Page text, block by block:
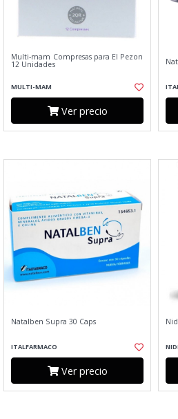
Multi-mam Compresas para El Pezon
12 Unidades
MULTI-MAM
Ver precio
Natalben Supra 30 Caps
ITALFARMACO
Ver precio